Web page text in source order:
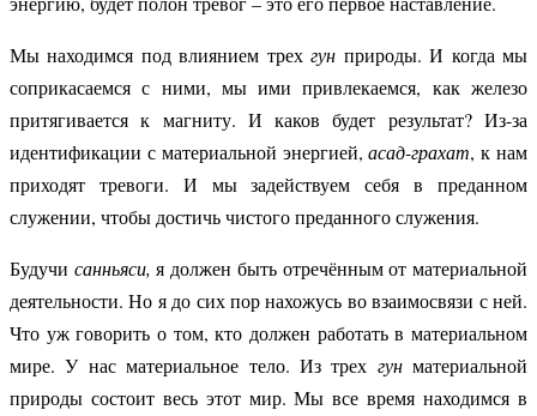
Мы находимся под влиянием трехгун природы. И когда мы
соприкасаемся с ними, мы ими привлекаемся, как железо
притягивается к магниту. И каков будет результат? Из-за
идентификации с материальной энергией,асад-грахат, к нам
приходят тревоги. И мы задействуем себя в преданном
служении, чтобы достичь чистого преданного служения.
Будучи санньяси,я должен быть отречённым от материальной
деятельности. Но я до сих пор нахожусь во взаимосвязи с ней.
Что уж говорить о том, кто должен работать в материальном
мире. У нас материальное тело. Из трех гун материальной
природы состоит весь этот мир. Мы все время находимся в